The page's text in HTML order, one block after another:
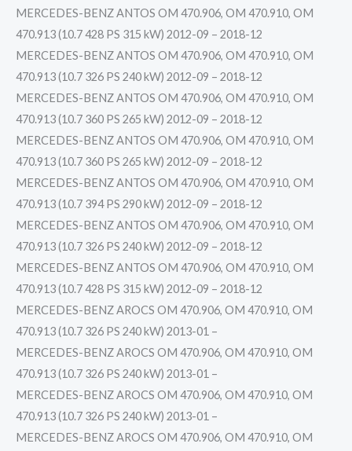
MERCEDES-BENZ ANTOS OM 470.906, OM 470.910, OM
470.913 (10.7 428 PS 315 kW) 2012-09 – 2018-12
MERCEDES-BENZ ANTOS OM 470.906, OM 470.910, OM
470.913 (10.7 326 PS 240 kW) 2012-09 – 2018-12
MERCEDES-BENZ ANTOS OM 470.906, OM 470.910, OM
470.913 (10.7 360 PS 265 kW) 2012-09 – 2018-12
MERCEDES-BENZ ANTOS OM 470.906, OM 470.910, OM
470.913 (10.7 360 PS 265 kW) 2012-09 – 2018-12
MERCEDES-BENZ ANTOS OM 470.906, OM 470.910, OM
470.913 (10.7 394 PS 290 kW) 2012-09 – 2018-12
MERCEDES-BENZ ANTOS OM 470.906, OM 470.910, OM
470.913 (10.7 326 PS 240 kW) 2012-09 – 2018-12
MERCEDES-BENZ ANTOS OM 470.906, OM 470.910, OM
470.913 (10.7 428 PS 315 kW) 2012-09 – 2018-12
MERCEDES-BENZ AROCS OM 470.906, OM 470.910, OM
470.913 (10.7 326 PS 240 kW) 2013-01 –
MERCEDES-BENZ AROCS OM 470.906, OM 470.910, OM
470.913 (10.7 326 PS 240 kW) 2013-01 –
MERCEDES-BENZ AROCS OM 470.906, OM 470.910, OM
470.913 (10.7 326 PS 240 kW) 2013-01 –
MERCEDES-BENZ AROCS OM 470.906, OM 470.910, OM